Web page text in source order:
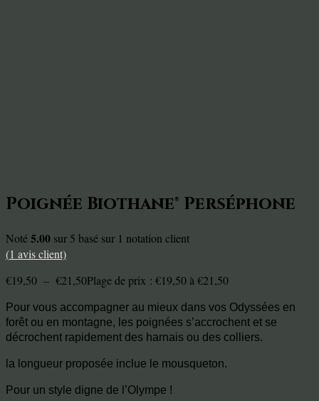
Poignée Biothane® Perséphone
Noté5.00 sur 5 basé sur 1 notation client
(1 avis client)
€19,50 – €21,50Plage de prix : €19,50 à €21,50
Pour vous accompagner au mieux dans vos Odyssées en
forêt ou en montagne, les poignées s’accrochent et se
décrochent rapidement des harnais ou des colliers.
la longueur proposée inclue le mousqueton.
Pour un style digne de l’Olympe !